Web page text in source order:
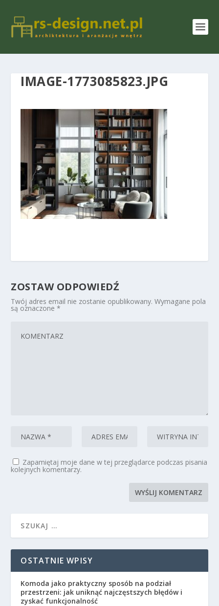
IMAGE-1773085823.JPG
ZOSTAW ODPOWIEDŹ
Twój adres email nie zostanie opublikowany. Wymagane pola
są oznaczone*
Zapamiętaj moje dane w tej przeglądarce podczas pisania
kolejnych komentarzy.
OSTATNIE WPISY
Komoda jako praktyczny sposób na podział
przestrzeni: jak uniknąć najczęstszych błędów i
zyskać funkcjonalność